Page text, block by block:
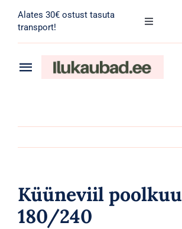
content
Alates 30€ ostust tasuta
transport!
Toggle
for:
Toggle
Meik
Küüneviil poolkuu
180/240